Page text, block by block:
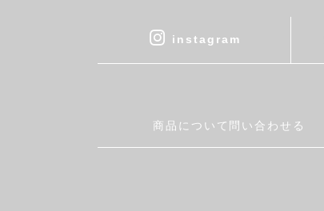
DEAN & DELUCA
Fatima Morocco
instagram
商品について問い合わせる